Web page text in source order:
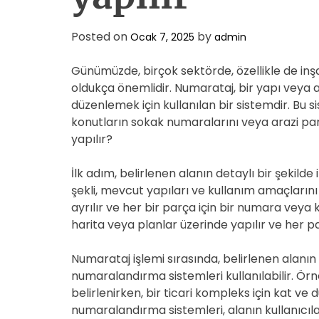
Posted on Ocak 7, 2025 by admin
Günümüzde, birçok sektörde, özellikle de
oldukça önemlidir. Numarataj, bir yapı veya
düzenlemek için kullanılan bir sistemdir. Bu
konutların sokak numaralarını veya arazi
yapılır?
İlk adım, belirlenen alanın detaylı bir
şekli, mevcut yapıları ve kullanım
ayrılır ve her bir parça için bir numara veya
harita veya planlar üzerinde yapılır ve her
Numarataj işlemi sırasında, belirlenen
numaralandırma sistemleri kullanılabilir.
belirlenirken, bir ticari kompleks için kat ve
numaralandırma sistemleri, alanın